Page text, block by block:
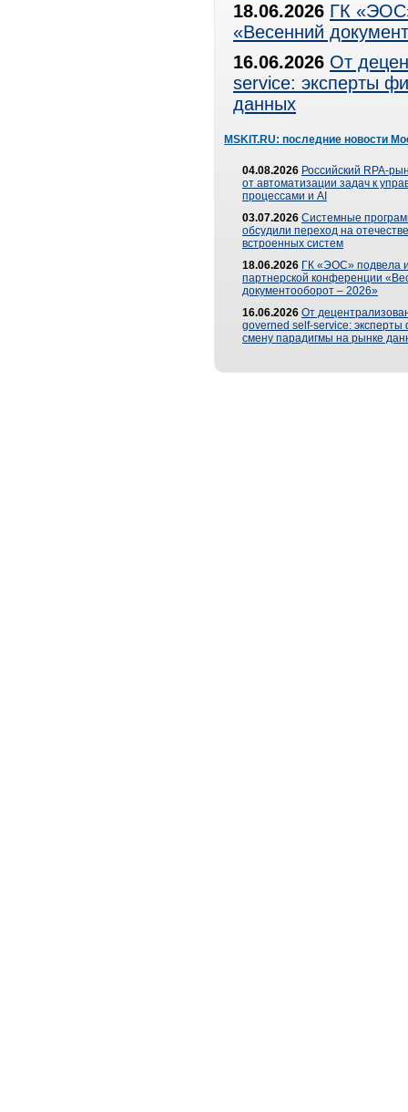
18.06.2026 ГК
«Весенний
16.06.2026 От
service: эксперты
данных
MSKIT.RU: последние новости
04.08.2026 Российский RPA-
от автоматизации задач к
процессами и AI
03.07.2026 Системные
обсудили переход на
встроенных систем
18.06.2026 ГК «ЭОС» подвела
партнерской конференции
документооборот – 2026»
16.06.2026 От
governed self-service: эксперты
смену парадигмы на рынке